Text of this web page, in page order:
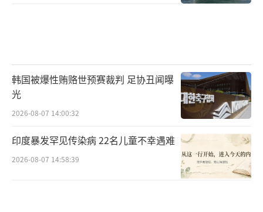
韩国被爆性贿赂世预赛裁判 足协丑闻曝
光
2026-08-07 14:00:32
印度暴发罕见传染病 22名儿童不幸遇难
2026-08-07 14:58:39